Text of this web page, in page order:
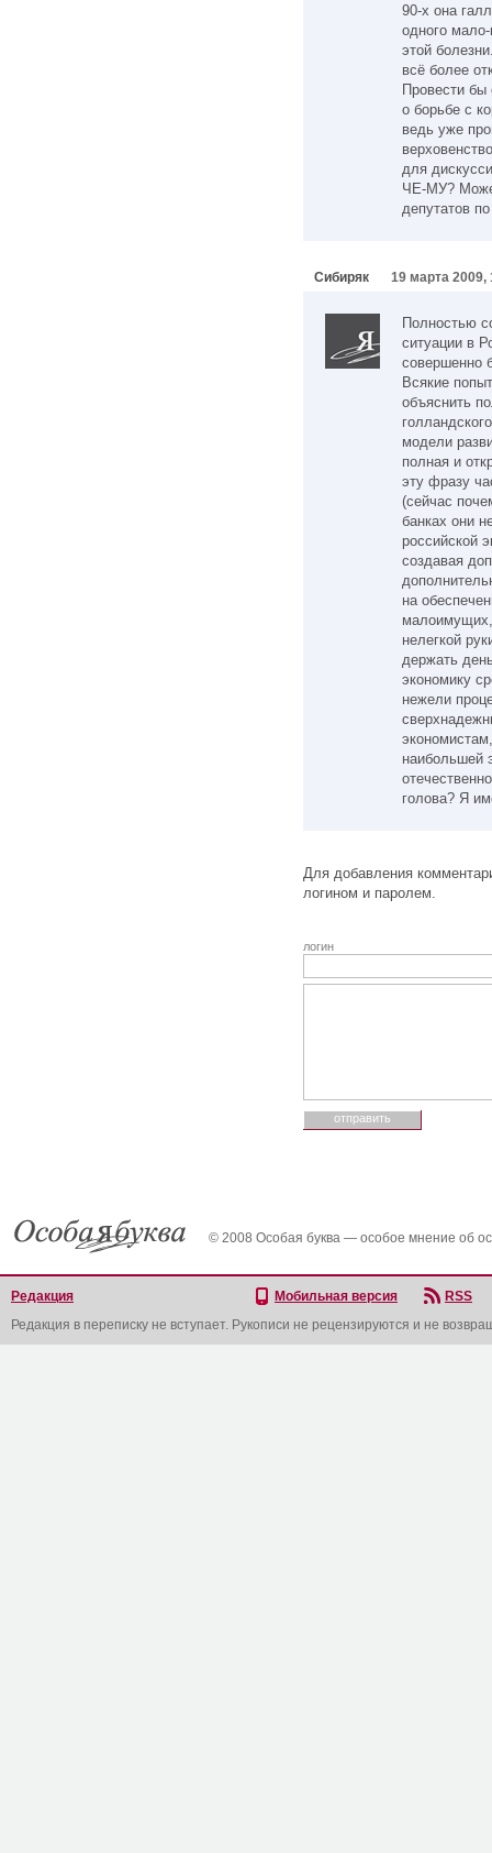
90-х она
одного
этой
всё более
Провести бы
о борьбе с
ведь уже
для
ЧЕ-МУ?
депутатов
Сибиряк 19 марта 2009,
Полностью
ситуации в
совершенно
Всякие
объяснить
модели
полная и
эту фразу
(сейчас
банках они
российской
создавая
на
нелегкой
держать
экономику
нежели
наибольшей
голова? Я
Для добавления
логином и паролем.
логин
© 2008 Особая буква — особое мнение об
Редакция Мобильная версия
RSS
Редакция в переписку не вступает. Рукописи не рецензируются и не